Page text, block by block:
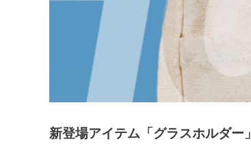
新登場アイテム「グラスホルダー」